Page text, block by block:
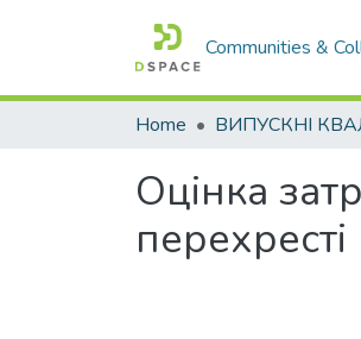
Communities &
Home
Оцінка
перехресті